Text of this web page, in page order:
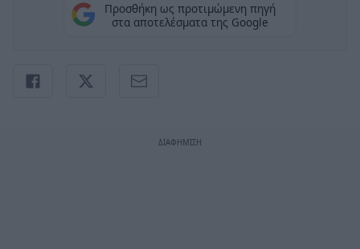
Προσθήκη ως προτιμώμενη πηγή
στα αποτελέσματα της Google